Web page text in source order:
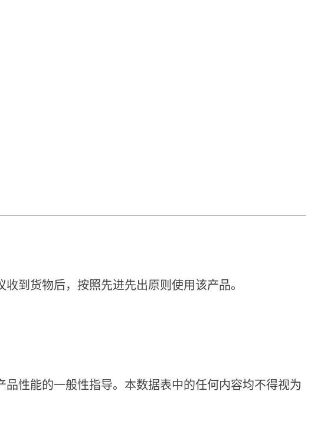
到货物后，按照先进先出原则使用该产品。
性能的一般性指导。本数据表中的任何内容均不得视为